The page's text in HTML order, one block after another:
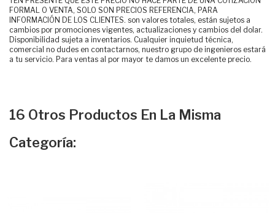
FORMAL O VENTA, SOLO SON PRECIOS REFERENCIA, PARA
INFORMACIÓN DE LOS CLIENTES. son valores totales, están sujetos a
cambios por promociones vigentes, actualizaciones y cambios del dolar.
Disponibilidad sujeta a inventarios. Cualquier inquietud técnica,
comercial no dudes en contactarnos, nuestro grupo de ingenieros estará
a tu servicio. Para ventas al por mayor te damos un excelente precio.
16 Otros Productos En La Misma
Categoría: